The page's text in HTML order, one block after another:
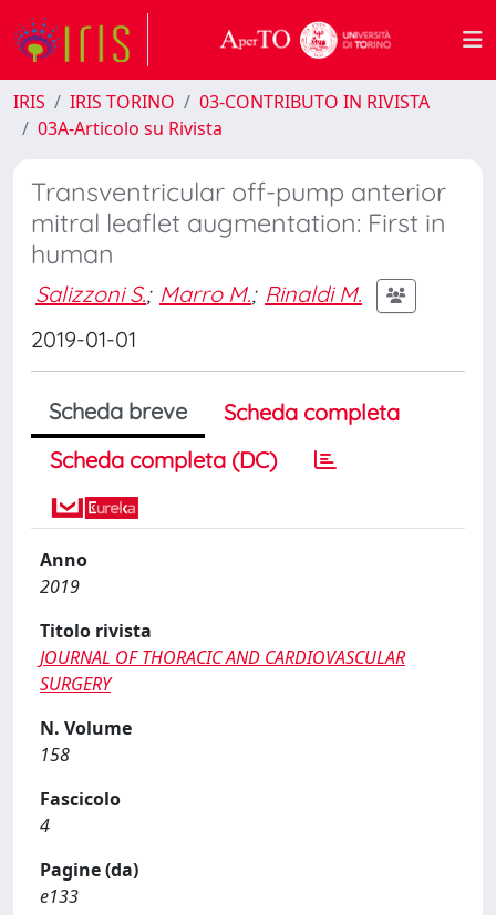
IRIS IRIS TORINO
03-CONTRIBUTO IN RIVISTA
03A-Articolo su Rivista
Transventricular off-pump anterior
mitral leaflet augmentation: First in
human
Salizzoni S.; Marro M.; Rinaldi M.
2019-01-01
Scheda breve
Scheda completa
Scheda completa (DC)
Anno
2019
Titolo rivista
JOURNAL OF THORACIC AND CARDIOVASCULAR
SURGERY
N. Volume
158
Fascicolo
4
Pagine (da)
e133